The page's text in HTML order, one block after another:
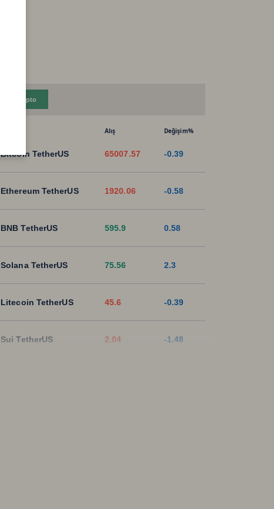
Kripto
Alış Değişim%
Bitcoin TetherUS 65007.57 -0.39
Ethereum TetherUS 1920.06 -0.58
BNB TetherUS 595.9 0.58
Solana TetherUS 75.56 2.3
Litecoin TetherUS 45.6 -0.39
Sui TetherUS 2.04 -1.48